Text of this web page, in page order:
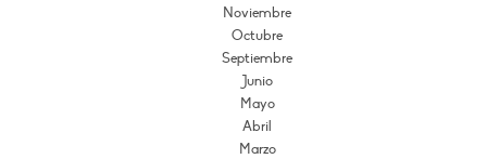
Noviembre
Octubre
Septiembre
Junio
Mayo
Abril
Marzo